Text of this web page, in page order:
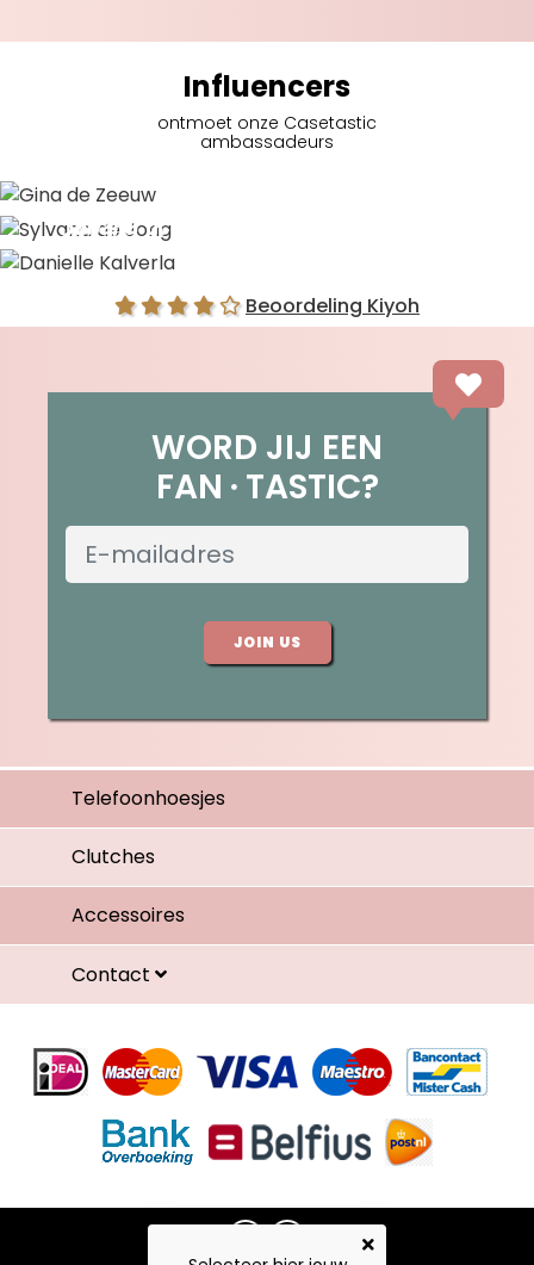
Influencers
ontmoet onze Casetastic
ambassadeurs
Sylvana de Jong
Beoordeling Kiyoh
WORD JIJ EEN
FAN TASTIC?
JOIN US
Telefoonhoesjes
Clutches
Accessoires
Contact